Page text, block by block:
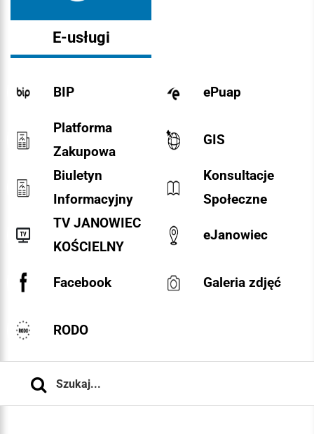
E-usługi
BIP ePuap
Platforma
Zakupowa
GIS
Biuletyn
Informacyjny
Konsultacje
Społeczne
TV JANOWIEC
KOŚCIELNY
eJanowiec
Facebook Galeria zdjęć
RODO